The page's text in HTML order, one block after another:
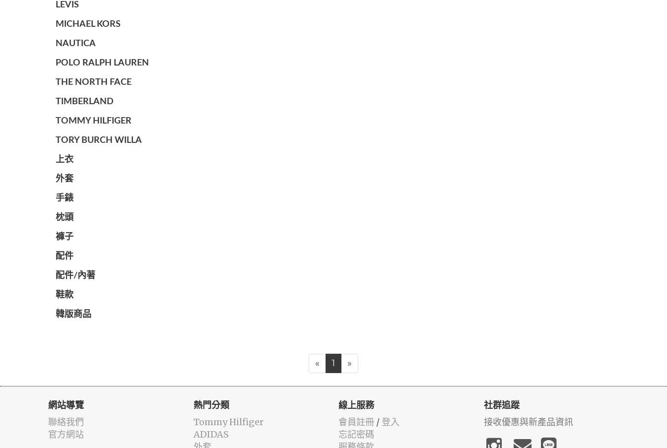
LEVIS
MICHAEL KORS
NAUTICA
POLO RALPH LAUREN
THE NORTH FACE
TIMBERLAND
TOMMY HILFIGER
TORY BURCH WILLA
上衣
外套
手錶
枕頭
褲子
配件
配件/內著
鞋款
韓版商品
« 1 »
網站導覽
聯絡我們
官方網站
熱門分類
Tommy Hilfiger
ADIDAS
線上服務
會員註冊 / 登入
忘記密碼
社群追蹤
接收優惠與新產品資訊